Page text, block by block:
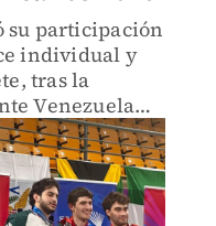
su participación
individual y
tras la
Venezuela